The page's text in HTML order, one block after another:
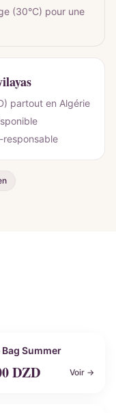
(30°C) pour une
partout en Algérie
responsable
Bag Summer
DZD Voir →